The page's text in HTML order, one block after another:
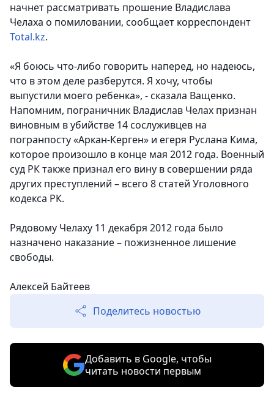
начнет рассматривать прошение Владислава
Челаха о помиловании, сообщает корреспондент
Total.kz.
«Я боюсь что-либо говорить наперед, но надеюсь,
что в этом деле разберутся. Я хочу, чтобы
выпустили моего ребенка», - сказала Ващенко.
Напомним, пограничник Владислав Челах признан
виновным в убийстве 14 сослуживцев на
погранпосту «Аркан-Керген» и егеря Руслана Кима,
которое произошло в конце мая 2012 года. Военный
суд РК также признал его вину в совершении ряда
других преступлений – всего 8 статей Уголовного
кодекса РК.
Рядовому Челаху 11 декабря 2012 года было
назначено наказание – пожизненное лишение
свободы.
Алексей Байтеев
Поделитесь новостью
Добавить в Google, чтобы
читать новости первым